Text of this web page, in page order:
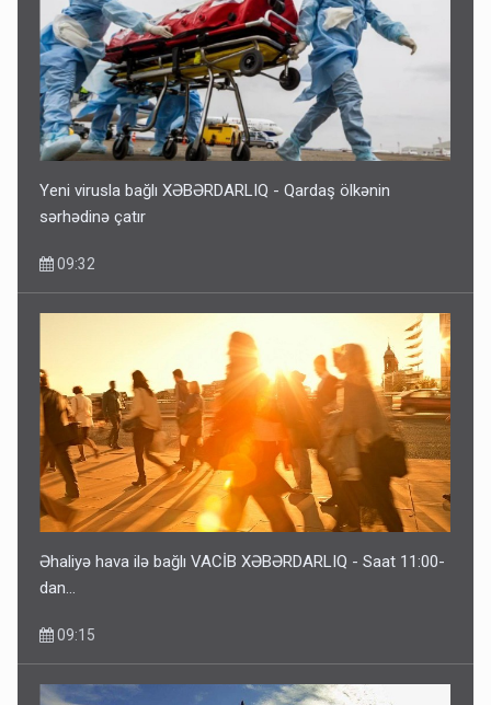
ŞOK! David Seliverstov ölkədən qaçdı
6 Avqust 14:14
Bu ölkələrə şəxsiyyət vəsiqəsi ilə gedə biləcəksiniz -
SİYAHI
6 Avqust 10:53
Yeni virusla bağlı XƏBƏRDARLIQ - Qardaş ölkənin
sərhədinə çatır
09:32
Əhaliyə hava ilə bağlı VACİB XƏBƏRDARLIQ - Saat 11:00-
dan…
09:15